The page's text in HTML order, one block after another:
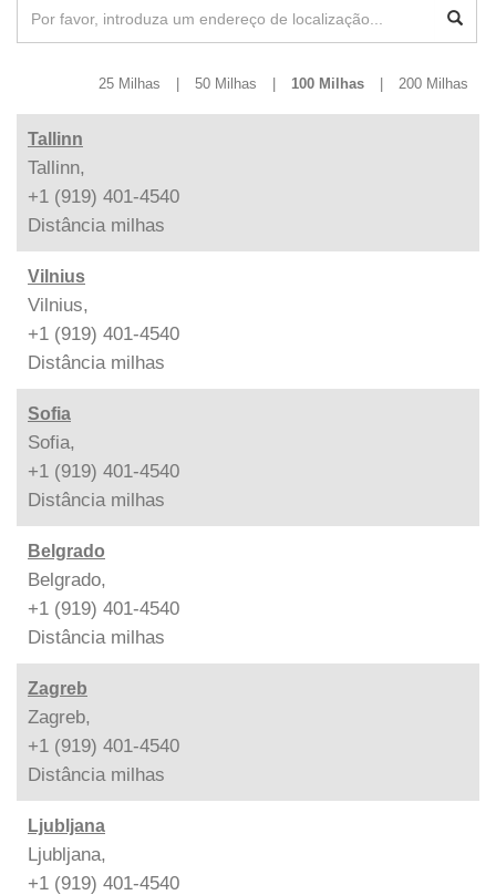
25 Milhas 50 Milhas 100 Milhas 200 Milhas
Tallinn
Tallinn,
+1 (919) 401-4540
Distância milhas
Vilnius
Vilnius,
+1 (919) 401-4540
Distância milhas
Sofia
Sofia,
+1 (919) 401-4540
Distância milhas
Belgrado
Belgrado,
+1 (919) 401-4540
Distância milhas
Zagreb
Zagreb,
+1 (919) 401-4540
Distância milhas
Ljubljana
Ljubljana,
+1 (919) 401-4540